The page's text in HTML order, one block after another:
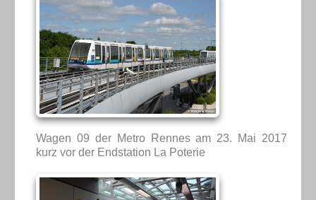
Wagen 09 der Metro Rennes am 23. Mai 2017
kurz vor der Endstation La Poterie